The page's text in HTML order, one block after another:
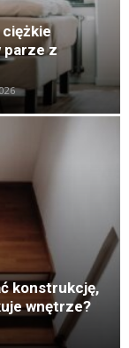
ciężkie
parze z
konstrukcję,
wnętrze?